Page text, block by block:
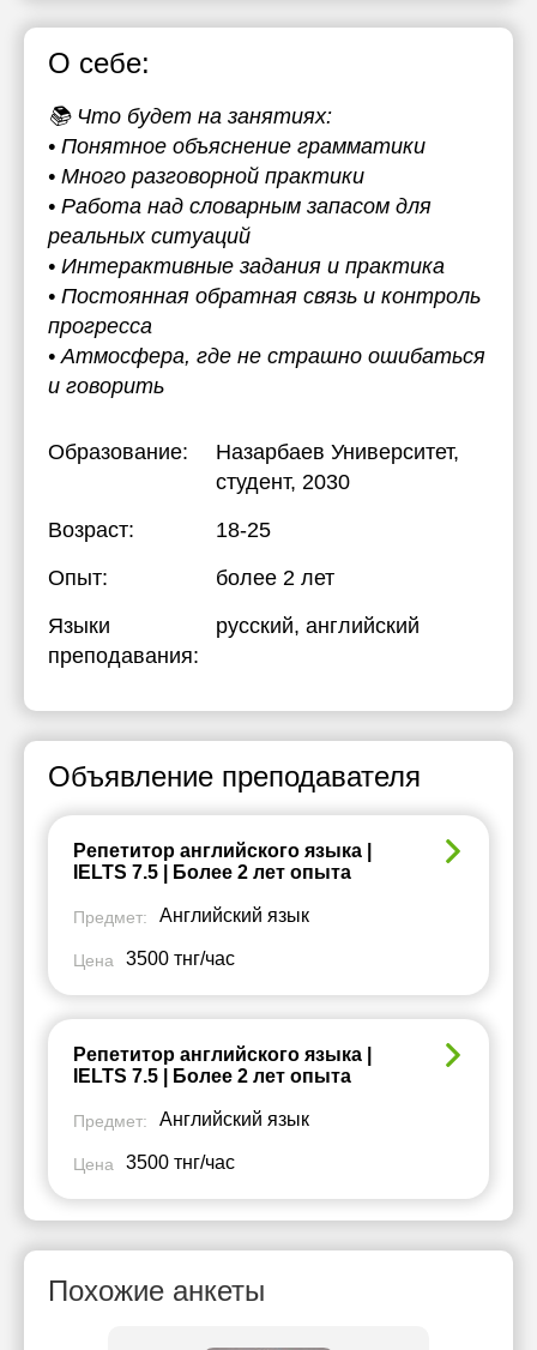
О себе:
📚 Что будет на занятиях:
• Понятное объяснение грамматики
• Много разговорной практики
• Работа над словарным запасом для
реальных ситуаций
• Интерактивные задания и практика
• Постоянная обратная связь и контроль
прогресса
• Атмосфера, где не страшно ошибаться
и говорить
Образование: Назарбаев Университет,
студент, 2030
Возраст:
18-25
Опыт:
более 2 лет
Языки
преподавания:
русский, английский
Объявление преподавателя
Репетитор английского языка |
IELTS 7.5 | Более 2 лет опыта
Предмет: Английский язык
Цена 3500 тнг/час
Репетитор английского языка |
IELTS 7.5 | Более 2 лет опыта
Предмет: Английский язык
Цена 3500 тнг/час
Похожие анкеты